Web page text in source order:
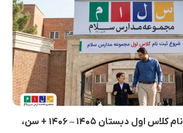
راهنمای کامل ثبت نام کلاس اول دبستان ۱۴۰۵ – ۱۴۰۶ + سن،